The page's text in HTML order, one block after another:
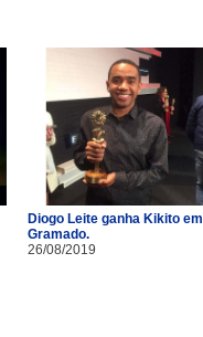
Diogo Leite ganha Kikito em
Gramado.
26/08/2019